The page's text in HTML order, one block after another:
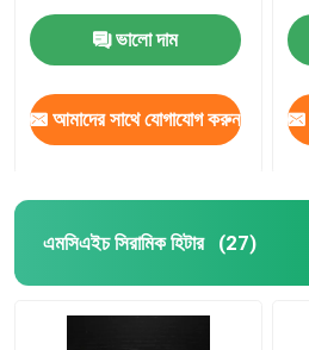
ভালো দাম
আমাদের সাথে যোগাযোগ করুন
এমসিএইচ সিরামিক হিটার (27)